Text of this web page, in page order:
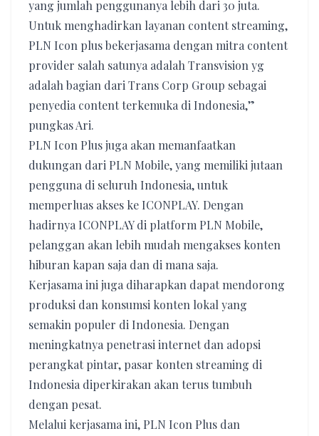
yang jumlah penggunanya lebih dari 30 juta.
Untuk menghadirkan layanan content streaming,
PLN Icon plus bekerjasama dengan mitra content
provider salah satunya adalah Transvision yg
adalah bagian dari Trans Corp Group sebagai
penyedia content terkemuka di Indonesia,”
pungkas Ari.
PLN Icon Plus juga akan memanfaatkan
dukungan dari PLN Mobile, yang memiliki jutaan
pengguna di seluruh Indonesia, untuk
memperluas akses ke ICONPLAY. Dengan
hadirnya ICONPLAY di platform PLN Mobile,
pelanggan akan lebih mudah mengakses konten
hiburan kapan saja dan di mana saja.
Kerjasama ini juga diharapkan dapat mendorong
produksi dan konsumsi konten lokal yang
semakin populer di Indonesia. Dengan
meningkatnya penetrasi internet dan adopsi
perangkat pintar, pasar konten streaming di
Indonesia diperkirakan akan terus tumbuh
dengan pesat.
Melalui kerjasama ini, PLN Icon Plus dan